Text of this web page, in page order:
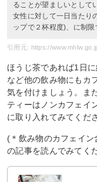
ることが望ましいとして
女性に対して一日当たり
ップで２杯程度)、に制限
引用元: https://
ほうじ茶であれば1日
など他の飲み物にもカ
気を付けましょう。ま
ティーはノンカフェイ
に取り入れてみてくだ
(＊飲み物のカフェイ
の記事を読んでみてく